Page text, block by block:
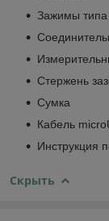
Зажимы типа
Стержень
Сумка
Кабель
Инструкция
Скрыть